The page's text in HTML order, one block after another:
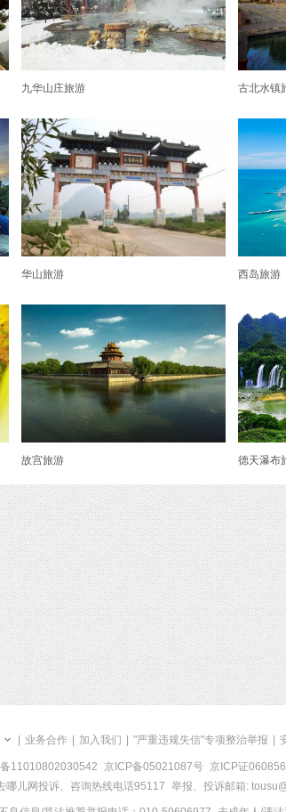
九华山庄旅游 古北水镇
华山旅游 西岛旅游
故宫旅游 德天瀑布
业务合作 加入我们 "严重违规失信"专项整治举报
11010802030542 京ICP备05021087号 京ICP证
哪儿网投诉、咨询热线电话95117 举报、投诉邮箱: